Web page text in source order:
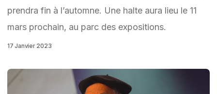
prendra fin à l’automne. Une halte aura lieu le 11
mars prochain, au parc des expositions.
17 Janvier 2023